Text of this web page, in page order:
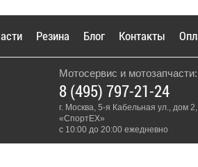
Резина Блог Контакты
Мотосервис и мотозапчасти:
8 (495) 797-21-24
г. Москва, 5-я Кабельная ул., дом
«СпортЕХ»
с 10:00 до 20:00 ежедневно